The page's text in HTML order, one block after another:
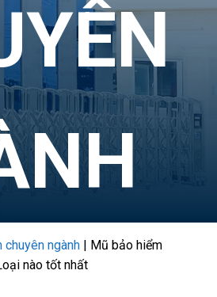
chuyên ngành | Mũ bảo hiểm
nào tốt nhất